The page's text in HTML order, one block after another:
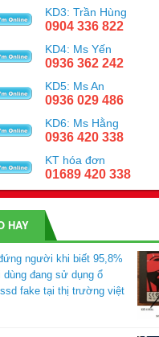
KD3: Trần Hùng
0904 336 822
KD4: Ms Yến
0936 362 242
KD5: Ms An
0936 029 486
KD6: Ms Hằng
0936 420 338
KT hóa đơn
01689 420 338
HAY
người khi biết 95,8%
đang sử dụng ổ
fake tại thị trường việt